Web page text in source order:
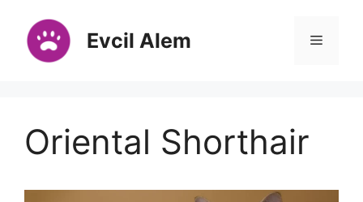
Evcil Alem Menü
Oriental Shorthair